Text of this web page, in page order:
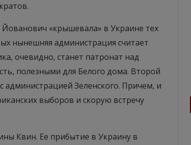
«крышевала» в Украине тех
нынешняя администрация считает
очевидно, станет патронат над
полезными для Белого дома. Второй
администрацией Зеленского. Причем, и
выборов и скорую встречу
Квин. Ее прибытие в Украину в